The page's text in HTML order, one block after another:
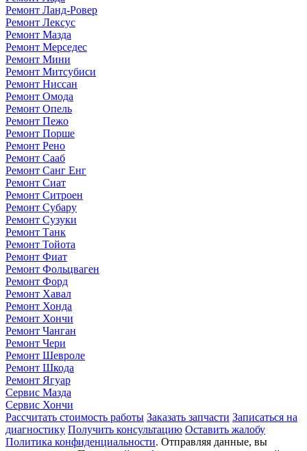
Ремонт Ланд-Ровер
Ремонт Лексус
Ремонт Мазда
Ремонт Мерседес
Ремонт Мини
Ремонт Митсубиси
Ремонт Ниссан
Ремонт Омода
Ремонт Опель
Ремонт Пежо
Ремонт Порше
Ремонт Рено
Ремонт Сааб
Ремонт Санг Енг
Ремонт Сиат
Ремонт Ситроен
Ремонт Субару
Ремонт Сузуки
Ремонт Танк
Ремонт Тойота
Ремонт Фиат
Ремонт Фольцваген
Ремонт Форд
Ремонт Хавал
Ремонт Хонда
Ремонт Хончи
Ремонт Чанган
Ремонт Чери
Ремонт Шевроле
Ремонт Шкода
Ремонт Ягуар
Сервис Мазда
Сервис Хончи
Рассчитать стоимость работы Заказать запчасти Записаться на
диагностику Получить консультацию Оставить жалобу
Политика конфиденциальности. Отправляя данные, вы